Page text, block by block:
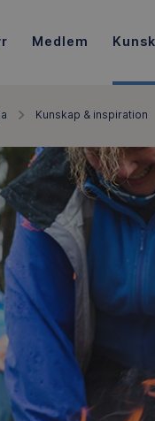
Medlem
Kunskap & inspiration